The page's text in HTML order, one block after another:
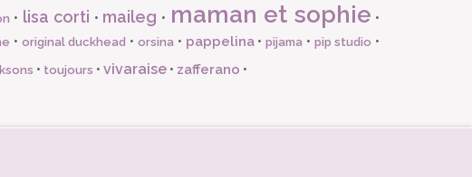
• lisa corti • maileg • maman et sophie •
• original duckhead • orsina • pappelina•pijama • pip studio •
• toujours • vivaraise • zafferano •